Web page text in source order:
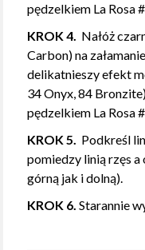
pędzelkiem La Rosa
KROK 4. Nałóż
Carbon) na
delikatnieszy efekt
34 Onyx, 84
pędzelkiem La Rosa
KROK 5. Podkreśl
pomiedzy linią rzęs
górną jak i dolną).
KROK 6.Starannie